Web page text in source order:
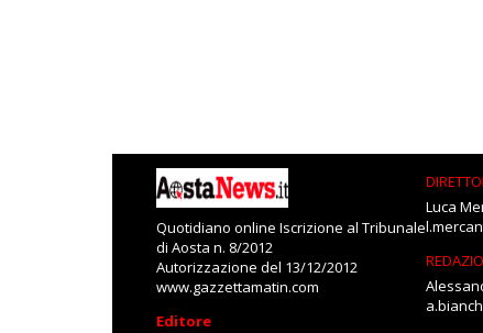
Quotidiano online Iscrizione al Tribunale
di Aosta n. 8/2012
Autorizzazione del 13/12/2012
www.gazzettamatin.com
Editore
Luca